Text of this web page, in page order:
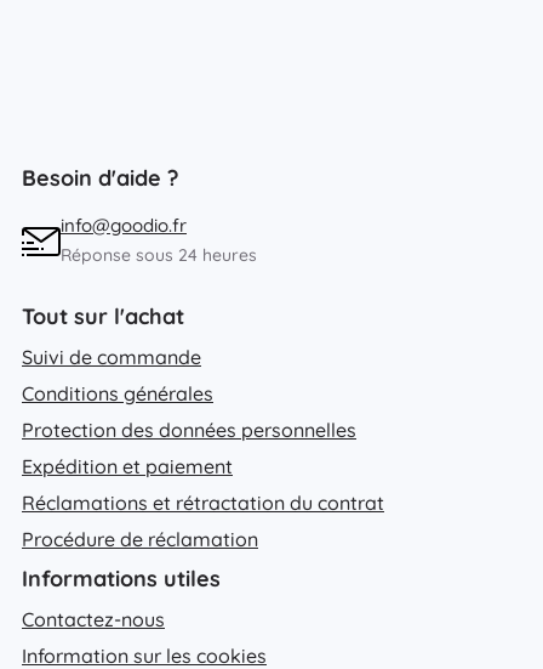
Besoin d'aide ?
info@goodio.fr
Réponse sous 24 heures
Tout sur l'achat
Suivi de commande
Conditions générales
Protection des données personnelles
Expédition et paiement
Réclamations et rétractation du contrat
Procédure de réclamation
Informations utiles
Contactez-nous
Information sur les cookies